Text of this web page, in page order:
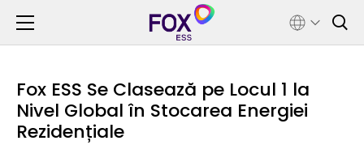
Fox ESS Se Clasează pe Locul 1 la
Nivel Global în Stocarea Energiei
Rezidențiale